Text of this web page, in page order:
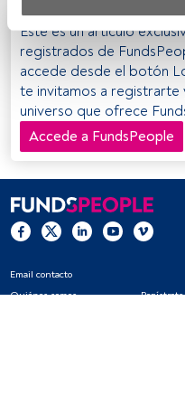
datos para proporcionar:
Utilizar datos de
activamente las
identificación. Almacenar
y/o acceder a ella.
Este es un artículo
registrados de
accede desde el botón
te invitamos a
universo que ofrece
Accede a FundsPeople
Email contacto
Quiénes somos
Regístrate